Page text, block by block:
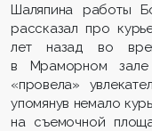
Шаляпина работы
рассказал про
лет назад во
в Мраморном зале
«провела»
упомянув немало
на съемочной